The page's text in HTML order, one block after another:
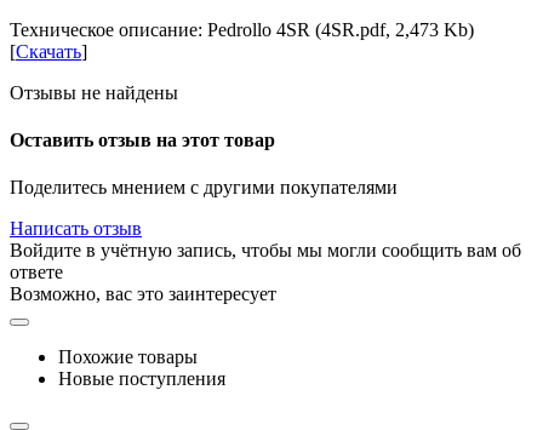
Техническое описание: Pedrollo 4SR (4SR.pdf, 2,473 Kb)
[Скачать]
Отзывы не найдены
Оставить отзыв на этот товар
Поделитесь мнением с другими покупателями
Написать отзыв
Войдите в учётную запись, чтобы мы могли сообщить вам об
ответе
Возможно, вас это заинтересует
Похожие товары
Новые поступления